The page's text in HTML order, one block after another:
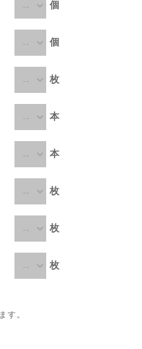
個
個
枚
本
本
枚
枚
枚
。